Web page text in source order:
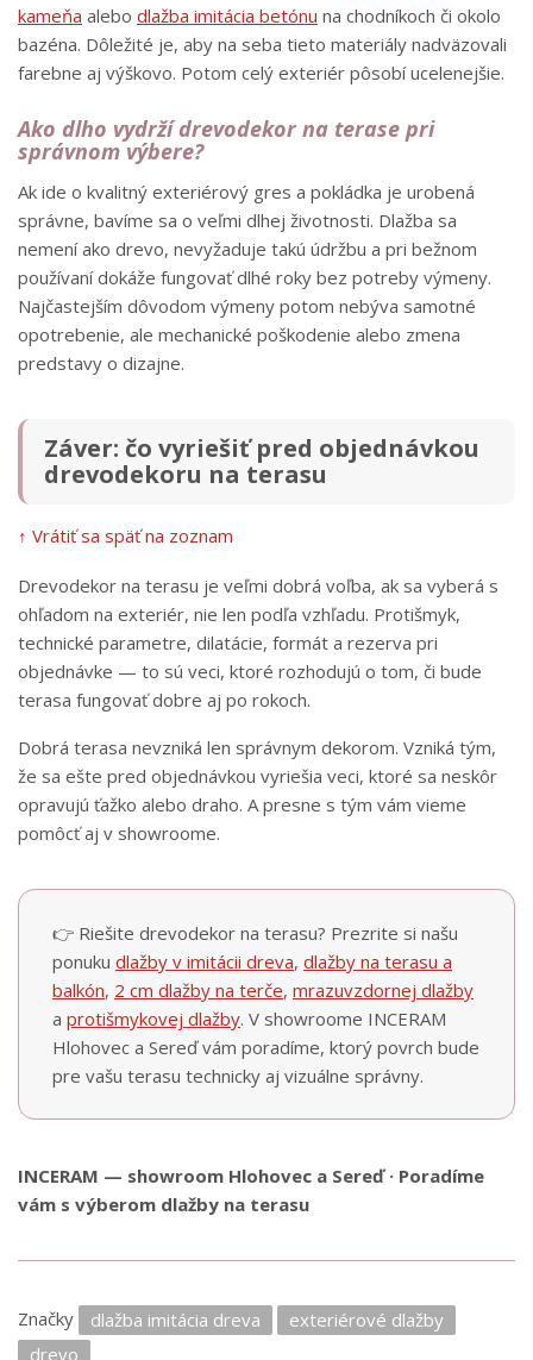
kameňa alebo dlažba imitácia betónu na chodníkoch či okolo
bazéna. Dôležité je, aby na seba tieto materiály nadväzovali
farebne aj výškovo. Potom celý exteriér pôsobí ucelenejšie.
Ako dlho vydrží drevodekor na terase pri
správnom výbere?
Ak ide o kvalitný exteriérový gres a pokládka je urobená
správne, bavíme sa o veľmi dlhej životnosti. Dlažba sa
nemení ako drevo, nevyžaduje takú údržbu a pri bežnom
používaní dokáže fungovať dlhé roky bez potreby výmeny.
Najčastejším dôvodom výmeny potom nebýva samotné
opotrebenie, ale mechanické poškodenie alebo zmena
predstavy o dizajne.
Záver: čo vyriešiť pred objednávkou
drevodekoru na terasu
↑ Vrátiť sa späť na zoznam
Drevodekor na terasu je veľmi dobrá voľba, ak sa vyberá s
ohľadom na exteriér, nie len podľa vzhľadu. Protišmyk,
technické parametre, dilatácie, formát a rezerva pri
objednávke — to sú veci, ktoré rozhodujú o tom, či bude
terasa fungovať dobre aj po rokoch.
Dobrá terasa nevzniká len správnym dekorom. Vzniká tým,
že sa ešte pred objednávkou vyriešia veci, ktoré sa neskôr
opravujú ťažko alebo draho. A presne s tým vám vieme
pomôcť aj v showroome.
👉 Riešite drevodekor na terasu? Prezrite si našu
ponuku dlažby v imitácii dreva, dlažby na terasu a
balkón, 2 cm dlažby na terče, mrazuvzdornej dlažby
a protišmykovej dlažby. V showroome INCERAM
Hlohovec a Sereď vám poradíme, ktorý povrch bude
pre vašu terasu technicky aj vizuálne správny.
INCERAM — showroom Hlohovec a Sereď · Poradíme
vám s výberom dlažby na terasu
Značky dlažba imitácia dreva
exteriérové dlažby
drevo